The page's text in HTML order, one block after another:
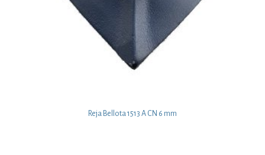
Reja Bellota 1513 A CN 6 mm